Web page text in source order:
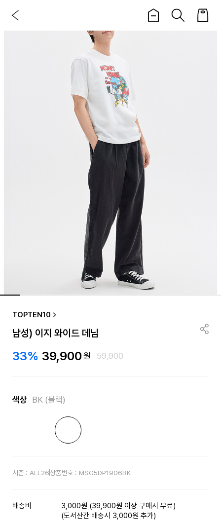
TOPTEN10
남성) 이지 와이드 데님
33% 39,900원 59,900
색상 BK (블랙)
시즌 : ALL26상품번호 : MSG5DP1906BK
배송비
3,000원 (39,900원 이상 구매시 무료)
(도서산간 배송시 3,000원 추가)